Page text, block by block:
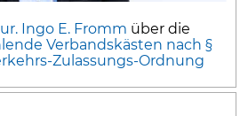
Ingo E. Fromm über die
Verbandskästen nach §
Zulassungs-Ordnung